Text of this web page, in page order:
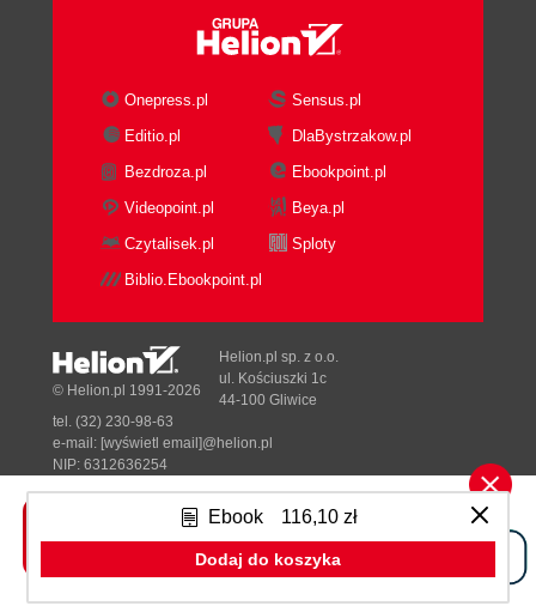
Ebook 116,10 zł
Dodaj do koszyka
Onepress.pl
Sensus.pl
Editio.pl
DlaBystrzakow.pl
Bezdroza.pl
Ebookpoint.pl
Videopoint.pl
Beya.pl
Czytalisek.pl
Sploty
Biblio.Ebookpoint.pl
Tonik.pl
© Helion.pl 1991-2026
Helion.pl sp. z o.o.
ul. Kościuszki 1c
44-100 Gliwice
tel. (32) 230-98-63
e-mail: [wyświetl email]@helion.pl
NIP: 6312636254